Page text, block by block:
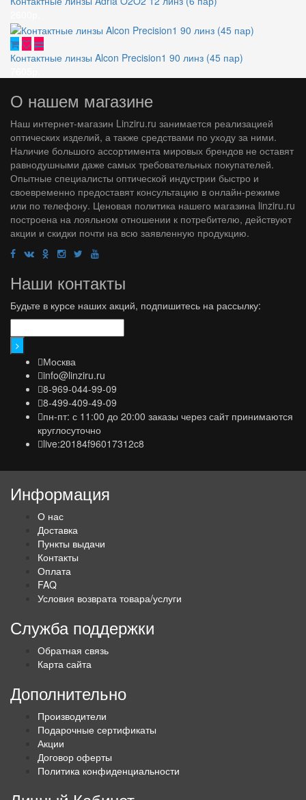
Контактные линзы Alcon Precision1 90 линз (45 пар)
О нашем магазине
Наш интернет-магазин Linziru.ru занимается реализацией
оптических изделий, а также средствами по уходу за ними.
Наличие большого ассортимента мировых брендов не оставят
равнодушными даже самых требовательных покупателей.
Опытные специалисты оптической индустрии быстро и
своевременно предоставят консультацию в онлайн-режиме
или по телефону. Ценовая политика нашего магазина linziru.ru
построена на лояльном отношении к потребителю, действуют
акции и скидки почти на всю заявленную продукцию.
Наши контакты
Будьте в курсе наших акций, подпишитесь на рассылку:
Москва
info@linziru.ru
8-969-044-99-09
8-499-409-49-09
пн-пт: с 11:00 до 20:00 заказы через сайт принимаются
круглосуточно
live:20184f96017312c8
Информация
О нас
Доставка
Пункты выдачи
Контакты
Оплата
FAQ
Условия возврата товара/услуги
Служба поддержки
Обратная связь
Карта сайта
Дополнительно
Производители
Подарочные сертификаты
Акции
Договор оферты
Политика конфиденциальности